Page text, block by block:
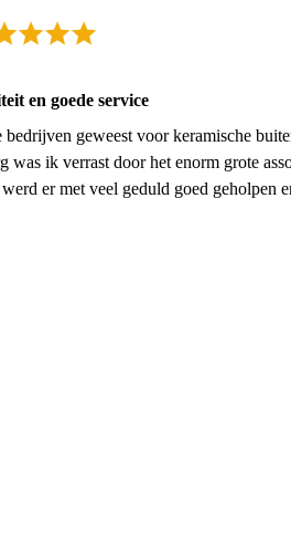
en goede service
geweest voor keramische
was ik verrast door het enorm grote
er met veel geduld goed geholpen